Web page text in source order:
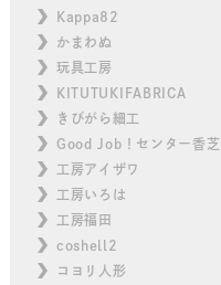
Kappa82
かまわぬ
玩具工房
KITUTUKIFABRICA
きびがら細工
Good Job！センター香芝
工房アイザワ
工房いろは
工房福田
coshell2
コヨリ人形